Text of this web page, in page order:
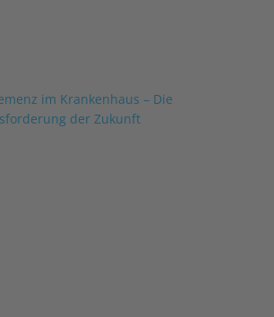
im Krankenhaus – Die
der Zukunft